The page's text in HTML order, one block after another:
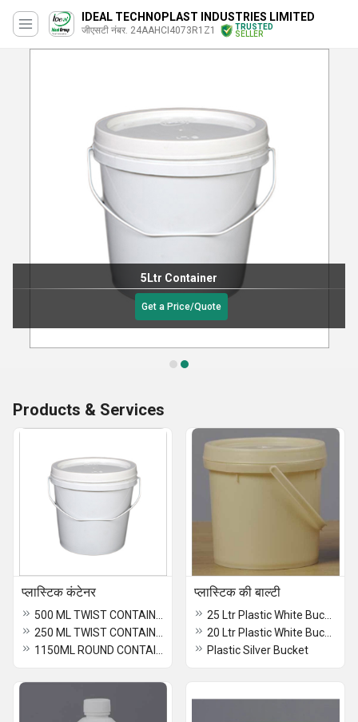
IDEAL TECHNOPLAST INDUSTRIES LIMITED
जीएसटी नंबर. 24AAHCI4073R1Z1
TRUSTED
SELLER
10Ltr Round Container
Get a Price/Quote
Products & Services
प्लास्टिक कंटेनर प्लास्टिक की बाल्टी
Plastic Silver Bucket